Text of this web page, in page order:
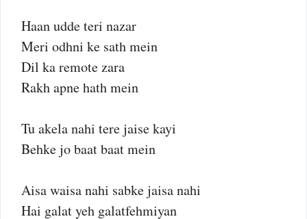
Haan udde teri nazar
Meri odhni ke sath mein
Dil ka remote zara
Rakh apne hath mein
Tu akela nahi tere jaise kayi
Behke jo baat baat mein
Aisa waisa nahi sabke jaisa nahi
Hai galat yeh galatfehmiyan